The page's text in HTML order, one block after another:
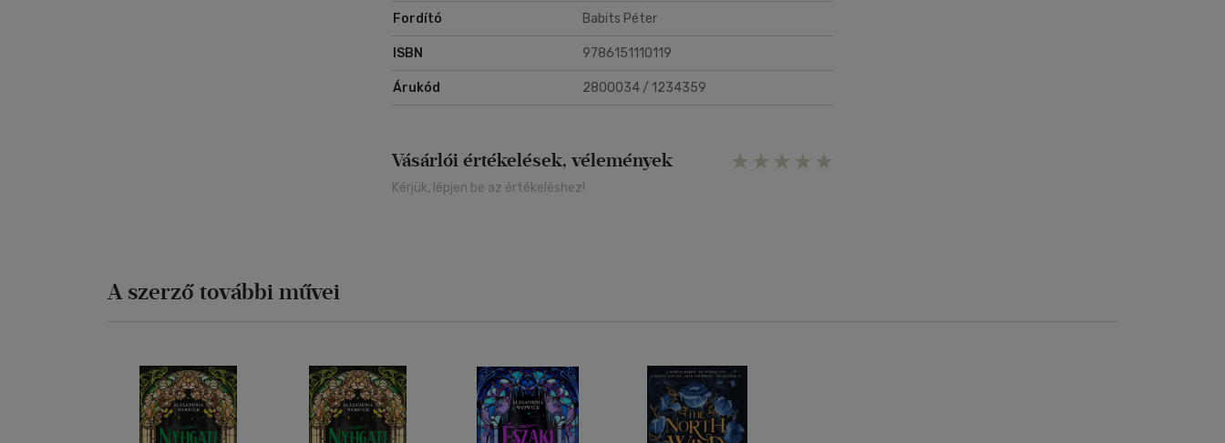
Fordító Babits Péter
ISBN 9786151110119
Árukód 2800034 / 1234359
Vásárlói értékelések, vélemények
Kérjük, lépjen be az értékeléshez!
A szerző további művei